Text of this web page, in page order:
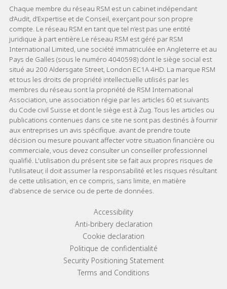
Chaque membre du réseau RSM est un cabinet indépendant
d’Audit, d’Expertise et de Conseil, exerçant pour son propre
compte. Le réseau RSM en tant que tel n’est pas une entité
juridique à part entière.Le réseau RSM est géré par RSM
International Limited, une société immatriculée en Angleterre et au
Pays de Galles (sous le numéro 4040598) dont le siège social est
situé au 200 Aldersgate Street, London EC1A 4HD. La marque RSM
et tous les droits de propriété intellectuelle utilisés par les
membres du réseau sont la propriété de RSM International
Association, une association régie par les articles 60 et suivants
du Code civil Suisse et dont le siège est à Zug. Tous les articles ou
publications contenues dans ce site ne sont pas destinés à fournir
aux entreprises un avis spécifique. avant de prendre toute
décision ou mesure pouvant affecter votre situation financière ou
commerciale, vous devez consulter un conseiller professionnel
qualifié. L'utilisation du présent site se fait aux propres risques de
l'utilisateur, il doit assumer la responsabilité et les risques résultant
de cette utilisation, en ce compris, sans limite, en matière
d'absence de service ou de perte de données.
Footer menu linksAccessibility
Anti-bribery declaration
Cookie declaration
Politique de confidentialité
Security Positioning Statement
Terms and Conditions